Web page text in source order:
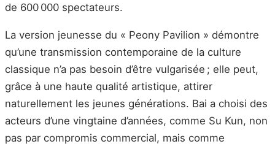
de 600 000 spectateurs.
La version jeunesse du « Peony Pavilion » démontre
qu’une transmission contemporaine de la culture
classique n’a pas besoin d’être vulgarisée ; elle peut,
grâce à une haute qualité artistique, attirer
naturellement les jeunes générations. Bai a choisi des
acteurs d’une vingtaine d’années, comme Su Kun, non
pas par compromis commercial, mais comme